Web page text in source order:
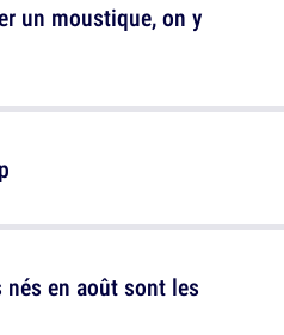
un moustique, on y
en août sont les